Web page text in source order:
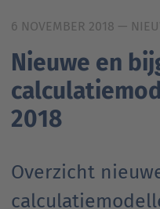
6 NOVEMBER 2018 —
Nieuwe en
2018
Overzicht